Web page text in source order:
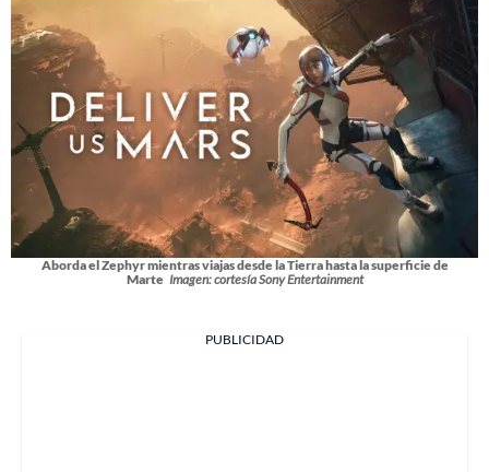
Aborda el Zephyr mientras viajas desde la Tierra hasta la superficie de
Marte Imagen: cortesía Sony Entertainment
PUBLICIDAD